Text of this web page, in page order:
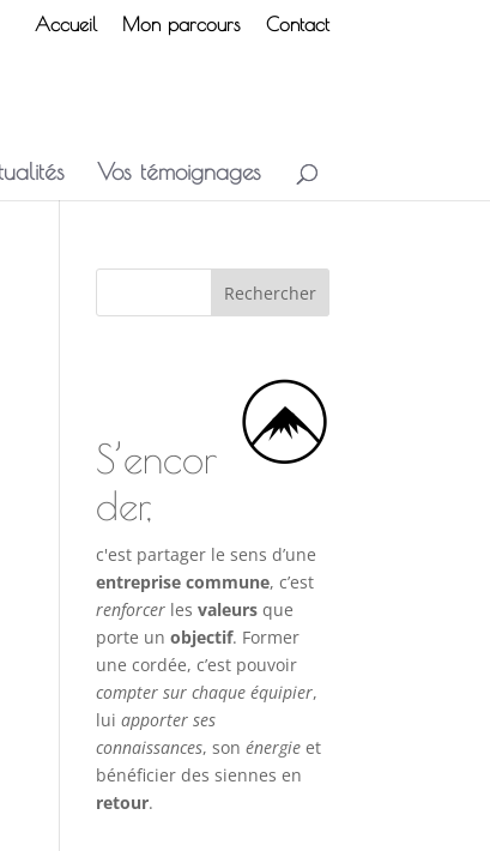
Accueil Mon parcours Contact
Vos témoignages
S’encor
der,
c'est partager le sens d’une
entreprise commune, c’est
renforcer lesvaleurs que
porte unobjectif. Former
une cordée, c’est pouvoir
compter sur chaque équipier,
luiapporter ses
connaissances, sonénergie et
bénéficier des siennes en
retour.